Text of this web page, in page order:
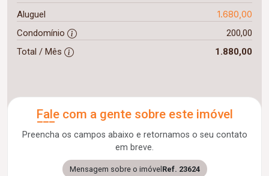
Aluguel 1.680,00
Condomínio
200,00
Total / Mês
1.880,00
Fale com a gente sobre este imóvel
Preencha os campos abaixo e retornamos o seu contato
em breve.
Mensagem sobre o imóvel Ref. 23624